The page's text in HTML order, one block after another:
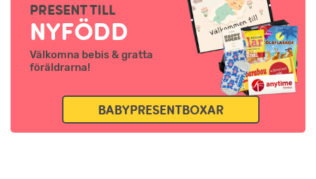
PRESENT TILL
NYFÖDD
Välkomna bebis & gratta
föräldrarna!
BABYPRESENTBOXAR